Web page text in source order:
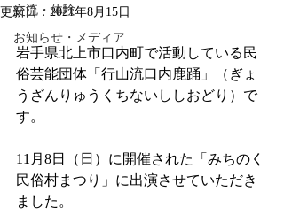
交流・体験
お知らせ・メディア
更新日： 2021年8月15日
岩手県北上市口内町で活動している民
俗芸能団体「行山流口内鹿踊」（ぎょ
うざんりゅうくちないししおどり）で
す。
11月8日（日）に開催された「みちのく
民俗村まつり」に出演させていただき
ました。